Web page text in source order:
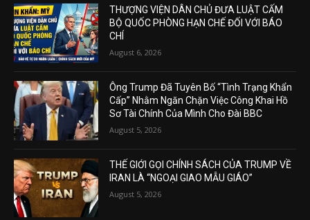
THƯỢNG VIỆN DÂN CHỦ ĐƯA LUẬT CẤM
BỘ QUỐC PHÒNG HẠN CHẾ ĐỐI VỚI BÁO
CHÍ
August 6, 2026
Ông Trump Đã Tuyên Bố “Tình Trạng Khẩn
Cấp” Nhằm Ngăn Chặn Việc Công Khai Hồ
Sơ Tài Chính Của Mình Cho Đài BBC
August 5, 2026
THẾ GIỚI GỌI CHÍNH SÁCH CỦA TRUMP VỀ
IRAN LÀ “NGOẠI GIAO MẪU GIÁO”
August 5, 2026